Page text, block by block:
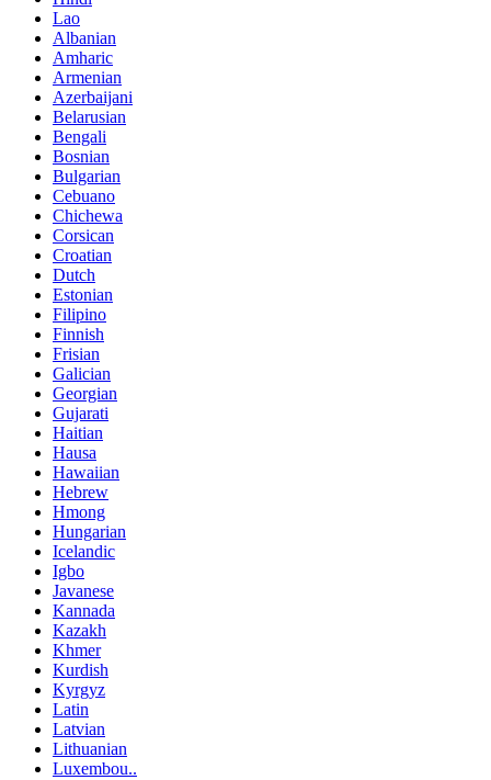
Lao
Albanian
Amharic
Armenian
Azerbaijani
Belarusian
Bengali
Bosnian
Bulgarian
Cebuano
Chichewa
Corsican
Croatian
Dutch
Estonian
Filipino
Finnish
Frisian
Galician
Georgian
Gujarati
Haitian
Hausa
Hawaiian
Hebrew
Hmong
Hungarian
Icelandic
Igbo
Javanese
Kannada
Kazakh
Khmer
Kurdish
Kyrgyz
Latin
Latvian
Lithuanian
Luxembou..